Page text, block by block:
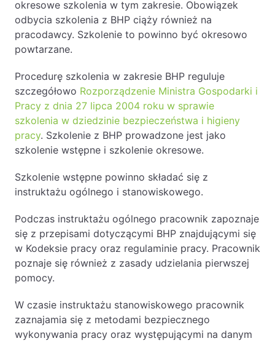
okresowe szkolenia w tym zakresie. Obowiązek
odbycia szkolenia z BHP ciąży również na
pracodawcy. Szkolenie to powinno być okresowo
powtarzane.
Procedurę szkolenia w zakresie BHP reguluje
szczegółowo Rozporządzenie Ministra Gospodarki i
Pracy z dnia 27 lipca 2004 roku w sprawie
szkolenia w dziedzinie bezpieczeństwa i higieny
pracy. Szkolenie z BHP prowadzone jest jako
szkolenie wstępne i szkolenie okresowe.
Szkolenie wstępne powinno składać się z
instruktażu ogólnego i stanowiskowego.
Podczas instruktażu ogólnego pracownik zapoznaje
się z przepisami dotyczącymi BHP znajdującymi się
w Kodeksie pracy oraz regulaminie pracy. Pracownik
poznaje się również z zasady udzielania pierwszej
pomocy.
W czasie instruktażu stanowiskowego pracownik
zaznajamia się z metodami bezpiecznego
wykonywania pracy oraz występującymi na danym